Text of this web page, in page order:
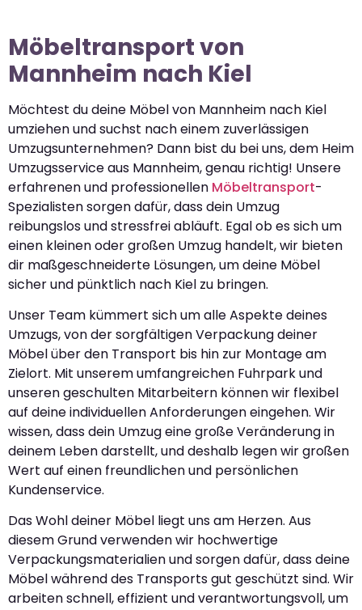
Möbeltransport von
Mannheim nach Kiel
Möchtest du deine Möbel von Mannheim nach Kiel
umziehen und suchst nach einem zuverlässigen
Umzugsunternehmen? Dann bist du bei uns, dem Heim
Umzugsservice aus Mannheim, genau richtig! Unsere
erfahrenen und professionellen Möbeltransport-
Spezialisten sorgen dafür, dass dein Umzug
reibungslos und stressfrei abläuft. Egal ob es sich um
einen kleinen oder großen Umzug handelt, wir bieten
dir maßgeschneiderte Lösungen, um deine Möbel
sicher und pünktlich nach Kiel zu bringen.
Unser Team kümmert sich um alle Aspekte deines
Umzugs, von der sorgfältigen Verpackung deiner
Möbel über den Transport bis hin zur Montage am
Zielort. Mit unserem umfangreichen Fuhrpark und
unseren geschulten Mitarbeitern können wir flexibel
auf deine individuellen Anforderungen eingehen. Wir
wissen, dass dein Umzug eine große Veränderung in
deinem Leben darstellt, und deshalb legen wir großen
Wert auf einen freundlichen und persönlichen
Kundenservice.
Das Wohl deiner Möbel liegt uns am Herzen. Aus
diesem Grund verwenden wir hochwertige
Verpackungsmaterialien und sorgen dafür, dass deine
Möbel während des Transports gut geschützt sind. Wir
arbeiten schnell, effizient und verantwortungsvoll, um